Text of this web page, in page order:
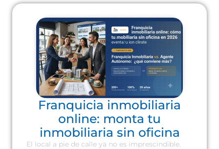
Franquicia inmobiliaria
online: monta tu
inmobiliaria sin oficina
El local a pie de calle ya no es imprescindible.